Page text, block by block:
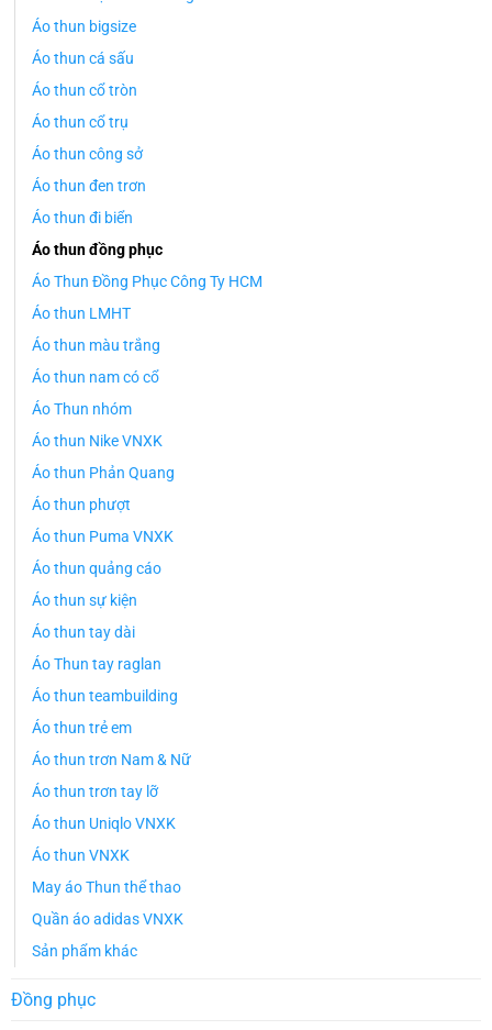
Áo thun bigsize
Áo thun cá sấu
Áo thun cổ tròn
Áo thun cổ trụ
Áo thun công sở
Áo thun đen trơn
Áo thun đi biển
Áo thun đồng phục
Áo Thun Đồng Phục Công Ty HCM
Áo thun LMHT
Áo thun màu trắng
Áo thun nam có cổ
Áo Thun nhóm
Áo thun Nike VNXK
Áo thun Phản Quang
Áo thun phượt
Áo thun Puma VNXK
Áo thun quảng cáo
Áo thun sự kiện
Áo thun tay dài
Áo Thun tay raglan
Áo thun teambuilding
Áo thun trẻ em
Áo thun trơn Nam & Nữ
Áo thun trơn tay lỡ
Áo thun Uniqlo VNXK
Áo thun VNXK
May áo Thun thể thao
Quần áo adidas VNXK
Sản phẩm khác
Đồng phục